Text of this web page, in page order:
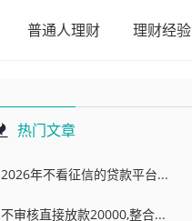
普通人理财 理财经验
热门文章
2026年不看征信的贷款平台...
不审核直接放款20000,整合...